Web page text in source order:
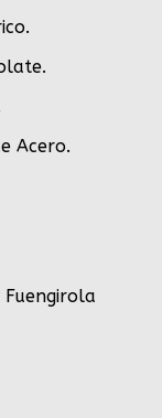
.
.
Acero.